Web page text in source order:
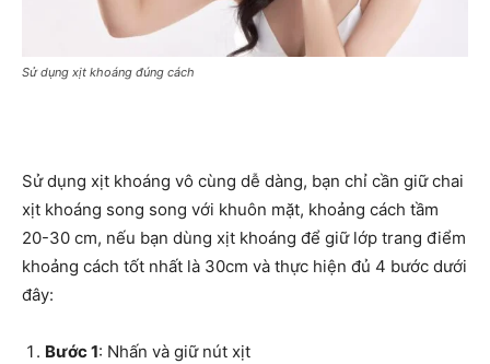
Sử dụng xịt khoáng đúng cách
Sử dụng xịt khoáng vô cùng dễ dàng, bạn chỉ cần giữ chai
xịt khoáng song song với khuôn mặt, khoảng cách tầm
20-30 cm, nếu bạn dùng xịt khoáng để giữ lớp trang điểm
khoảng cách tốt nhất là 30cm và thực hiện đủ 4 bước dưới
đây:
Bước 1: Nhấn và giữ nút xịt